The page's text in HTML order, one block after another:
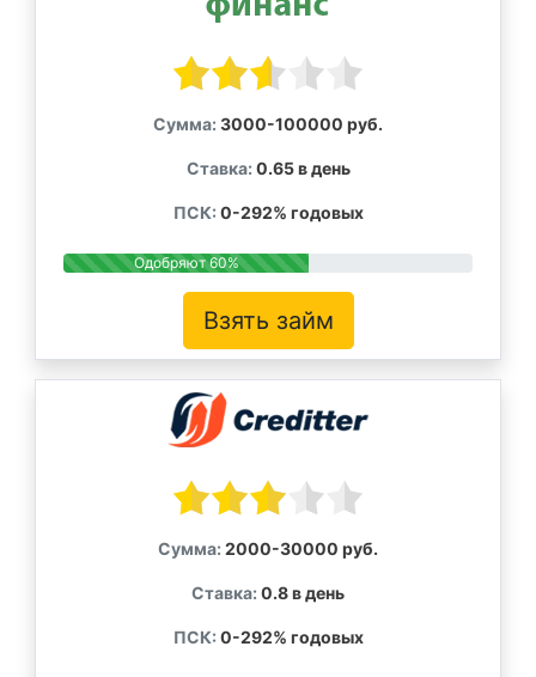
Сумма: 3000-100000 руб.
Ставка: 0.65 в день
ПСК: 0-292% годовых
Одобряют 60%
Взять займ
Сумма: 2000-30000 руб.
Ставка: 0.8 в день
ПСК: 0-292% годовых